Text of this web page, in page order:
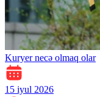
Kuryer necə olmaq olar
15 iyul 2026